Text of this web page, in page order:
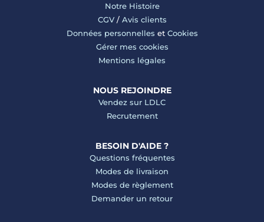
Notre Histoire
CGV/ Avis clients
Données personnelles et Cookies
Gérer mes cookies
Mentions légales
NOUS REJOINDRE
Vendez sur LDLC
Recrutement
BESOIN D'AIDE ?
Questions fréquentes
Modes de livraison
Modes de règlement
Demander un retour